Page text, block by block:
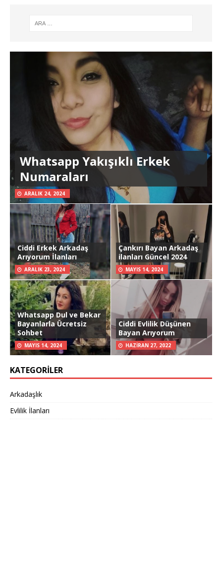
Whatsapp Yakışıklı Erkek
Numaraları
ARALIK 24, 2024
Ciddi Erkek Arkadaş
Arıyorum İlanları
ARALIK 23, 2024
Çankırı Bayan Arkadaş
ilanları Güncel 2024
MAYIS 14, 2024
Whatsapp Dul ve Bekar
Bayanlarla Ücretsiz
Sohbet
MAYIS 14, 2024
Ciddi Evlilik Düşünen
Bayan Arıyorum
HAZIRAN 27, 2022
KATEGORILER
Arkadaşlık
Evlilik İlanları